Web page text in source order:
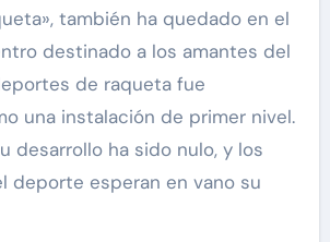
también ha quedado en el
destinado a los amantes del
de raqueta fue
una instalación de primer nivel.
desarrollo ha sido nulo, y los
deporte esperan en vano su